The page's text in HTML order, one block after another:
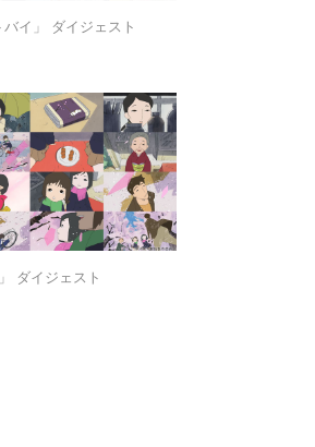
イ」 ダイジェスト
ダイジェスト